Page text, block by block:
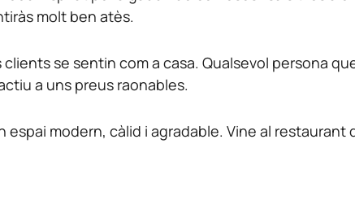
molt ben atès.
se sentin com a casa. Qualsevol persona
a uns preus raonables.
modern, càlid i agradable. Vine al restaurant